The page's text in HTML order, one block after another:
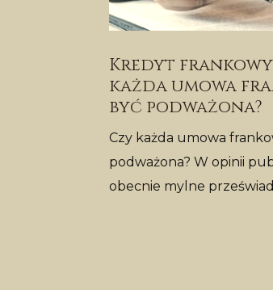
Kredyt frankowy
każda umowa
być podważona?
Czy każda umowa
podważona? W opinii
obecnie mylne